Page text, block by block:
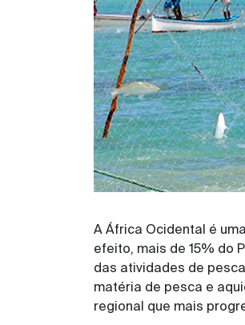
A África Ocidental é
efeito, mais de 15% do
das atividades de
matéria de pesca e
regional que mais